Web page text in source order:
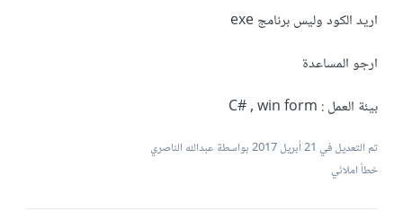
اريد الكود وليس برنامج exe
ارجو المساعدة
بيئة العمل : C# , win form
تم التعديل في 21 أبريل 2017
بواسطة عبدالله الناصري
خطأ املائي